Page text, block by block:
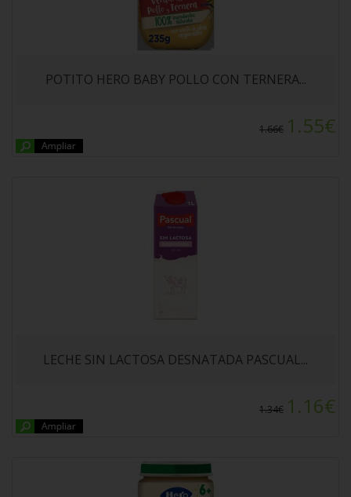
POTITO HERO BABY POLLO CON TERNERA...
1.66€ 1.55€
LECHE SIN LACTOSA DESNATADA PASCUAL 1L
LECHE SIN LACTOSA DESNATADA PASCUAL...
1.34€ 1.16€